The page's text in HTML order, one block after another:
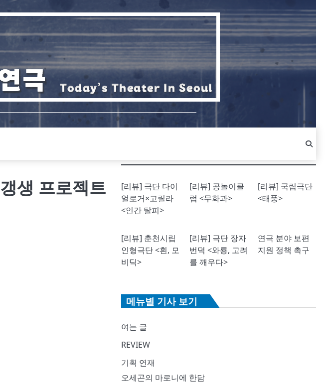
생 프로젝트
[리뷰] 극단 다이
얼로거×고릴라
<인간 탈피>
[리뷰] 공놀이클
럽 <무화과>
[리뷰] 국립극단
<태풍>
[리뷰] 춘천시립
인형극단 <흰, 모
비딕>
[리뷰] 극단 장자
번덕 <와룡, 고려
를 깨우다>
연극 분야 보편
지원 정책 촉구
메뉴별 기사 보기
여는 글
REVIEW
기획 연재
오세곤의 마로니에 한담